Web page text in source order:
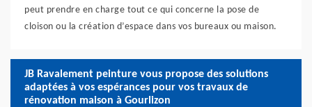
peut prendre en charge tout ce qui concerne la pose de
cloison ou la création d’espace dans vos bureaux ou maison.
JB Ravalement peinture vous propose des solutions
adaptées à vos espérances pour vos travaux de
rénovation maison à Gourlizon